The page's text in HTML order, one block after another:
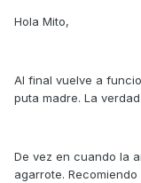
Hola Mito,
Al final vuelve a
puta madre. La
De vez en cuando la
agarrote.